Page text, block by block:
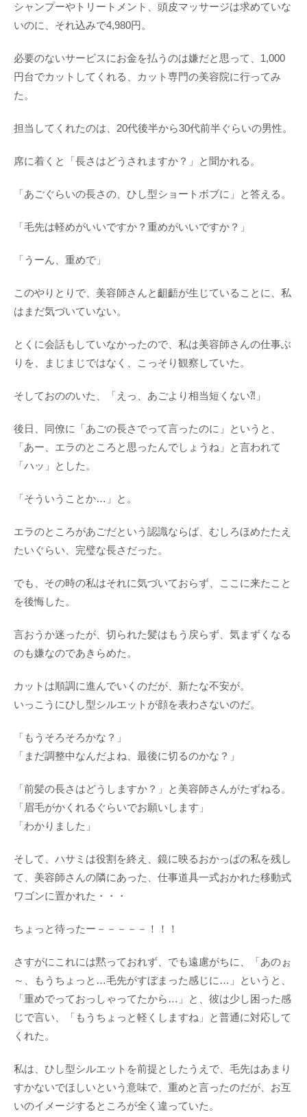
シャンプーやトリートメント、頭皮マッサージは求めていな
いのに、それ込みで4,980円。
必要のないサービスにお金を払うのは嫌だと思って、1,000
円台でカットしてくれる、カット専門の美容院に行ってみ
た。
担当してくれたのは、20代後半から30代前半ぐらいの男性。
席に着くと「長さはどうされますか？」と聞かれる。
「あごぐらいの長さの、ひし型ショートボブに」と答える。
「毛先は軽めがいいですか？重めがいいですか？」
「うーん、重めで」
このやりとりで、美容師さんと齟齬が生じていることに、私
はまだ気づいていない。
とくに会話もしていなかったので、私は美容師さんの仕事ぶ
りを、まじまじではなく、こっそり観察していた。
そしておののいた、「えっ、あごより相当短くない⁈」
後日、同僚に「あごの長さでって言ったのに」というと、
「あー、エラのところと思ったんでしょうね」と言われて
「ハッ」とした。
「そういうことか…」と。
エラのところがあごだという認識ならば、むしろほめたたえ
たいぐらい、完璧な長さだった。
でも、その時の私はそれに気づいておらず、ここに来たこと
を後悔した。
言おうか迷ったが、切られた髪はもう戻らず、気まずくなる
のも嫌なのであきらめた。
カットは順調に進んでいくのだが、新たな不安が。
いっこうにひし型シルエットが顔を表わさないのだ。
「もうそろそろかな？」
「まだ調整中なんだよね、最後に切るのかな？」
「前髪の長さはどうしますか？」と美容師さんがたずねる。
「眉毛がかくれるぐらいでお願いします」
「わかりました」
そして、ハサミは役割を終え、鏡に映るおかっぱの私を残し
て、美容師さんの隣にあった、仕事道具一式おかれた移動式
ワゴンに置かれた・・・
ちょっと待ったー－－－－－！！！
さすがにこれには黙っておれず、でも遠慮がちに、「あのぉ
～、もうちょっと…毛先がすぼまった感じに…」というと、
「重めでっておっしゃってたから…」と、彼は少し困った感
じで言い、「もうちょっと軽くしますね」と普通に対応して
くれた。
私は、ひし型シルエットを前提としたうえで、毛先はあまり
すかないでほしいという意味で、重めと言ったのだが、お互
いのイメージするところが全く違っていた。